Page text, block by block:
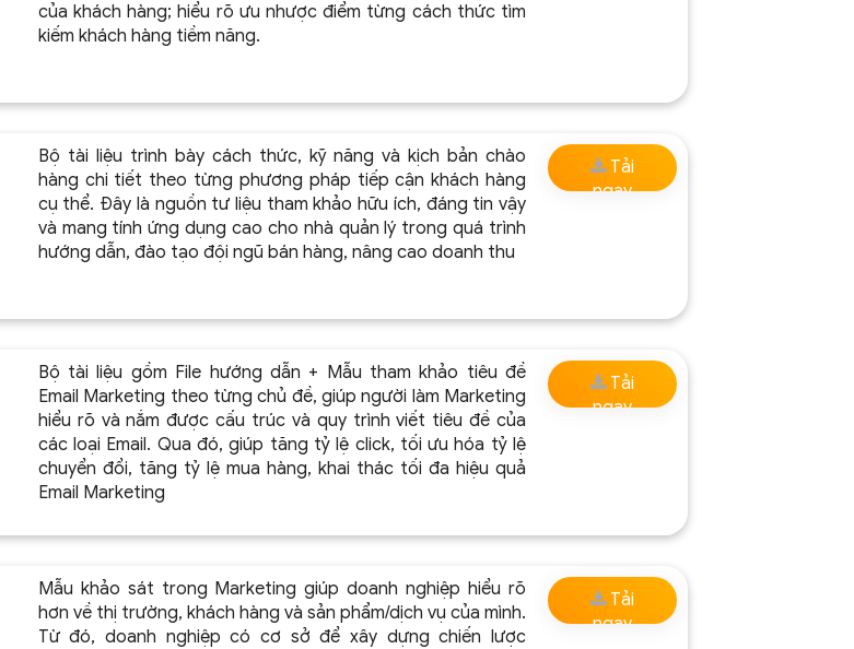
của khách hàng; hiểu rõ ưu nhược điểm từng cách thức tìm
kiếm khách hàng tiềm năng.
Bộ tài liệu trình bày cách thức, kỹ năng và kịch bản chào
hàng chi tiết theo từng phương pháp tiếp cận khách hàng
cụ thể. Đây là nguồn tư liệu tham khảo hữu ích, đáng tin vậy
và mang tính ứng dụng cao cho nhà quản lý trong quá trình
hướng dẫn, đào tạo đội ngũ bán hàng, nâng cao doanh thu
Tải
ngay
Bộ tài liệu gồm File hướng dẫn + Mẫu tham khảo tiêu đề
Email Marketing theo từng chủ đề, giúp người làm Marketing
hiểu rõ và nắm được cấu trúc và quy trình viết tiêu đề của
các loại Email. Qua đó, giúp tăng tỷ lệ click, tối ưu hóa tỷ lệ
chuyển đổi, tăng tỷ lệ mua hàng, khai thác tối đa hiệu quả
Email Marketing
Tải
ngay
Mẫu khảo sát trong Marketing giúp doanh nghiệp hiểu rõ
hơn về thị trường, khách hàng và sản phẩm/dịch vụ của mình.
Từ đó, doanh nghiệp có cơ sở để xây dựng chiến lược
Tải
ngay